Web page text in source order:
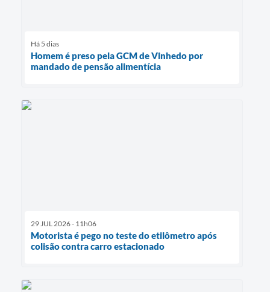
Há 5 dias
Homem é preso pela GCM de Vinhedo por
mandado de pensão alimentícia
29 JUL 2026 - 11h06
Motorista é pego no teste do etilômetro após
colisão contra carro estacionado